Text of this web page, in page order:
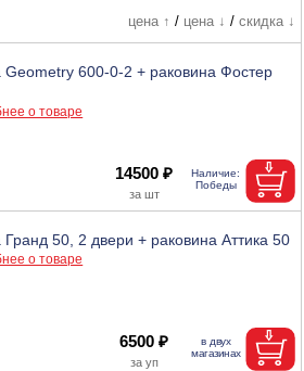
цена ↑ / цена ↓ / скидка ↓
Geometry 600-0-2 + раковина Фостер
о товаре
14500 ₽
50, 2 двери + раковина Аттика 50
о товаре
6500 ₽